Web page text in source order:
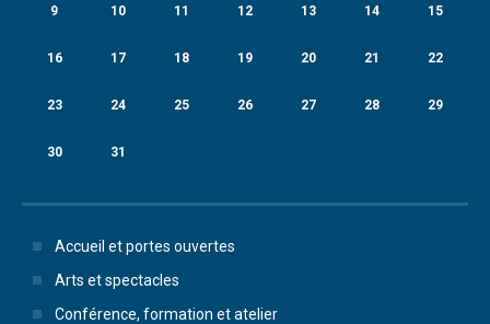
9 10 11 12 13 14 15
16 17 18 19 20 21 22
23 24 25 26 27 28 29
30 31
Accueil et portes ouvertes
Arts et spectacles
Conférence, formation et atelier